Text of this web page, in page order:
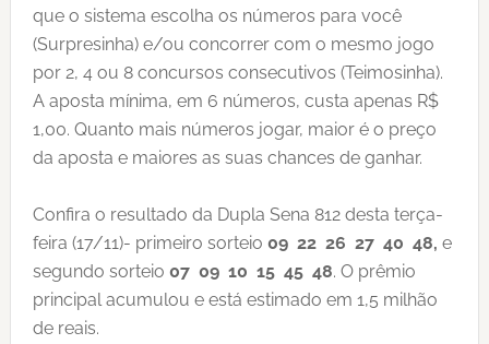
que o sistema escolha os números para você
(Surpresinha) e/ou concorrer com o mesmo jogo
por 2, 4 ou 8 concursos consecutivos (Teimosinha).
A aposta mínima, em 6 números, custa apenas R$
1,00. Quanto mais números jogar, maior é o preço
da aposta e maiores as suas chances de ganhar.
Confira o resultado da Dupla Sena 812 desta terça-
feira (17/11)- primeiro sorteio 09 22 26 27 40 48, e
segundo sorteio 07 09 10 15 45 48. O prêmio
principal acumulou e está estimado em 1,5 milhão
de reais.